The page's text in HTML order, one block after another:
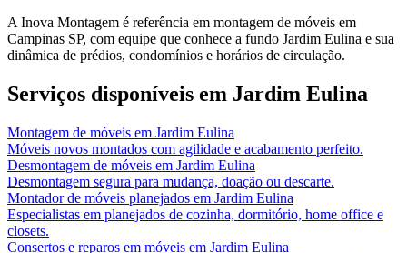
A Inova Montagem é referência em montagem de móveis em
Campinas SP, com equipe que conhece a fundo Jardim Eulina e sua
dinâmica de prédios, condomínios e horários de circulação.
Serviços disponíveis em Jardim Eulina
Montagem de móveis em Jardim Eulina
Móveis novos montados com agilidade e acabamento perfeito.
Desmontagem de móveis em Jardim Eulina
Desmontagem segura para mudança, doação ou descarte.
Montador de móveis planejados em Jardim Eulina
Especialistas em planejados de cozinha, dormitório, home office e
closets.
Consertos e reparos em móveis em Jardim Eulina